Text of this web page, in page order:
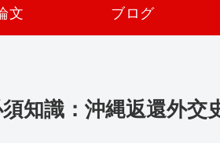
文 ブログ
知識：沖縄返還外交